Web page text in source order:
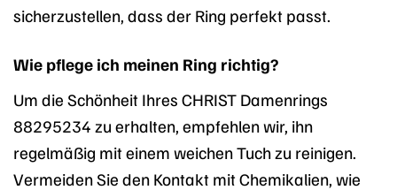
sicherzustellen, dass der Ring perfekt passt.
Wie pflege ich meinen Ring richtig?
Um die Schönheit Ihres CHRIST Damenrings
88295234 zu erhalten, empfehlen wir, ihn
regelmäßig mit einem weichen Tuch zu reinigen.
Vermeiden Sie den Kontakt mit Chemikalien, wie